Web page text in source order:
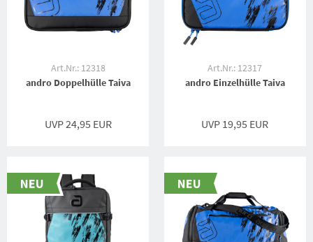
Art.Nr.: 12318
andro Doppelhülle Taiva
UVP 24,95 EUR
Art.Nr.: 12317
andro Einzelhülle Taiva
UVP 19,95 EUR